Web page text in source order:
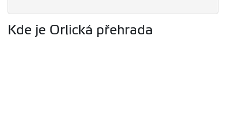
Kde je Orlická přehrada